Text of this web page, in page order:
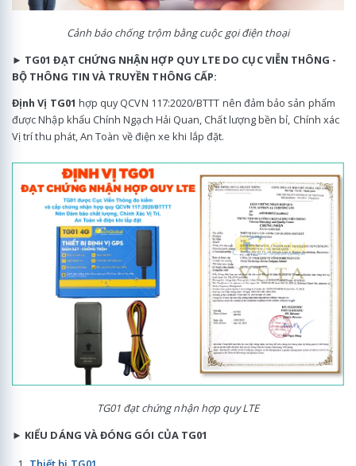
Cảnh báo chống trộm bằng cuộc gọi điện thoại
► TG01 ĐẠT CHỨNG NHẬN HỢP QUY LTE DO CỤC VIỄN THÔNG -
BỘ THÔNG TIN VÀ TRUYỀN THÔNG CẤP:
Định Vị TG01 hợp quy QCVN 117:2020/BTTT nên đảm bảo sản phẩm
được Nhập khẩu Chính Ngạch Hải Quan, Chất lượng bền bỉ, Chính xác
Vị trí thu phát, An Toàn về điện xe khi lắp đặt.
TG01 đạt chứng nhận hợp quy LTE
► KIỂU DÁNG VÀ ĐÓNG GÓI CỦA TG01